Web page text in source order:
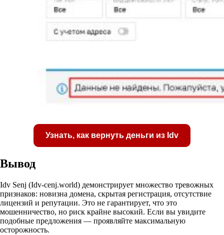
Узнать, как вернуть деньги из Idv
Получите бесплатную консультацию по
средств
Вывод
Idv Senj (Idv‑cenj.world) демонстрирует множество тревожных
признаков: новизна домена, скрытая регистрация, отсутствие
лицензий и репутации. Это не гарантирует, что это
мошенничество, но риск крайне высокий. Если вы увидите
подобные предложения — проявляйте максимальную
осторожность.